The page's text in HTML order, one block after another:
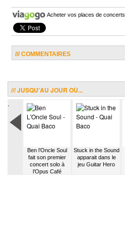
Acheter vos places de concerts
/// COMMENTAIRES
/// JUSQU'AU JOUR OÙ...
.
Ben l’Oncle Soul
fait son premier
concert solo à
l’Opus Café
Stuck in the Sound
apparait dans le
jeu Guitar Hero